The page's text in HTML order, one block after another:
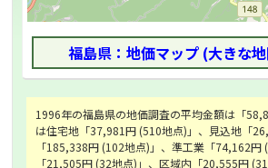
福島県：地価マップ (大きな
1996年の福島県の地価調査の平均金額は「
は住宅地「37,981円 (510地点)」、見込地「
「185,338円 (102地点)」、準工業「74,162円
「21,505円 (32地点)」、区域内「20,555円